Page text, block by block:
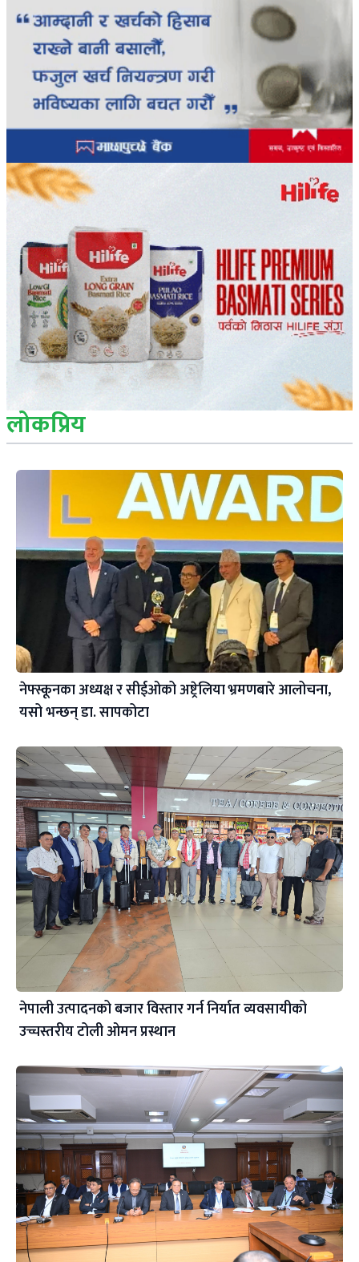
लोकप्रिय
नेफ्स्कूनका अध्यक्ष र सीईओको अष्ट्रेलिया भ्रमणबारे आलोचना,
यसो भन्छन् डा‍. सापकोटा
नेपाली उत्पादनको बजार विस्तार गर्न निर्यात व्यवसायीको
उच्चस्तरीय टोली ओमन प्रस्थान